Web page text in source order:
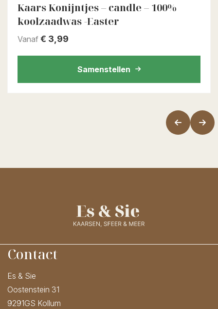
Kaars Konijntjes – candle – 100%
koolzaadwas -Easter
Vanaf € 3,99
Samenstellen
Contact
Es & Sie
Oostenstein 31
9291GS Kollum